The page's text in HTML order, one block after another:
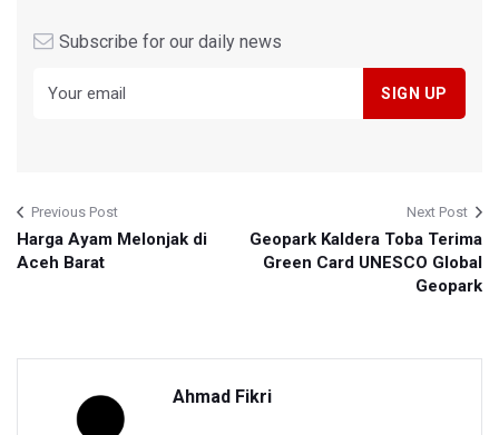
Subscribe for our daily news
Previous Post
Harga Ayam Melonjak di
Aceh Barat
Next Post
Geopark Kaldera Toba Terima
Green Card UNESCO Global
Geopark
Ahmad Fikri